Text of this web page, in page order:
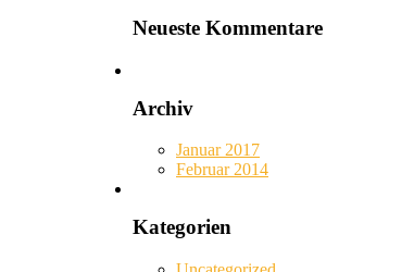
Neueste Kommentare
Archiv
Januar 2017
Februar 2014
Kategorien